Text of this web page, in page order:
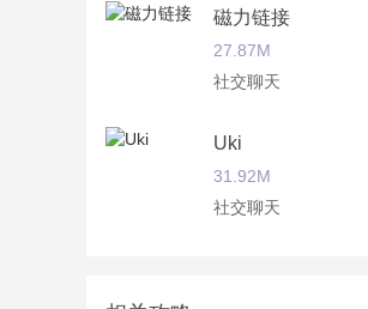
磁力链接
27.87M
社交聊天
Uki
31.92M
社交聊天